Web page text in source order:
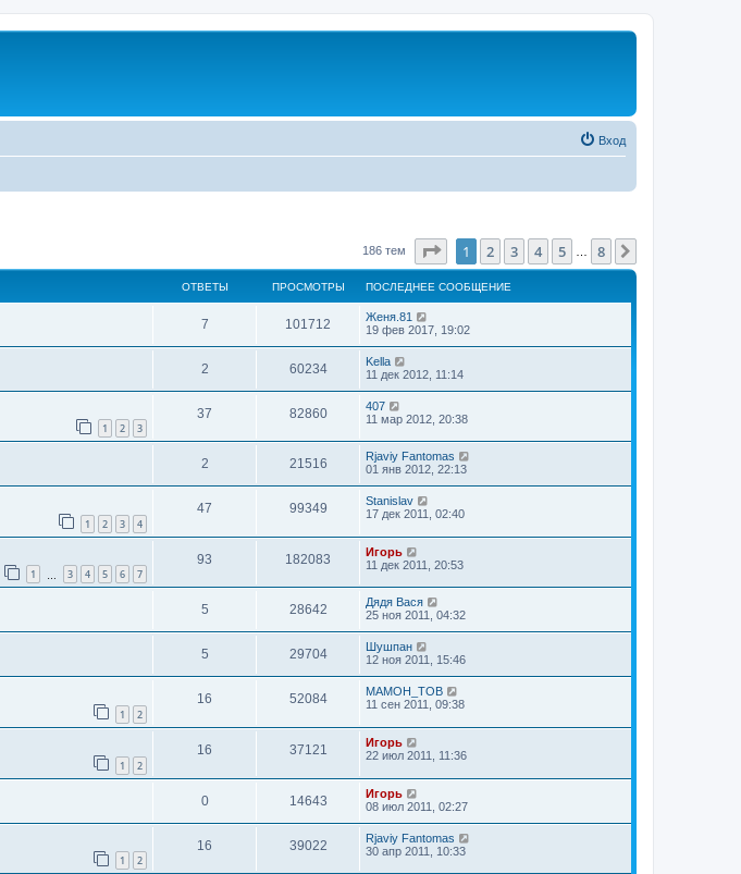
Вход
186 тем Страница1 из
1 2 3 4 5 8
ОТВЕТЫ ПРОСМОТРЫ ПОСЛЕДНЕЕ СООБЩЕНИЕ
7 101712
Женя.81
19 фев 2017, 19:02
2 60234
Kella
11 дек 2012, 11:14
1 2 3
37 82860
407
11 мар 2012, 20:38
2 21516
Rjaviy Fantomas
01 янв 2012, 22:13
1 2 3 4
47 99349
Stanislav
17 дек 2011, 02:40
1 3 4 5 6 7
93 182083
Игорь
11 дек 2011, 20:53
5 28642
Дядя Вася
25 ноя 2011, 04:32
5 29704
Шушпан
12 ноя 2011, 15:46
1 2
16 52084
MAMOH_TOB
11 сен 2011, 09:38
1 2
16 37121
Игорь
22 июл 2011, 11:36
0 14643
Игорь
08 июл 2011, 02:27
1 2
16 39022
Rjaviy Fantomas
30 апр 2011, 10:33